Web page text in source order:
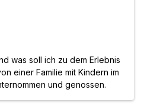
was soll ich zu dem Erlebnis
einer Familie mit Kindern im
und genossen.